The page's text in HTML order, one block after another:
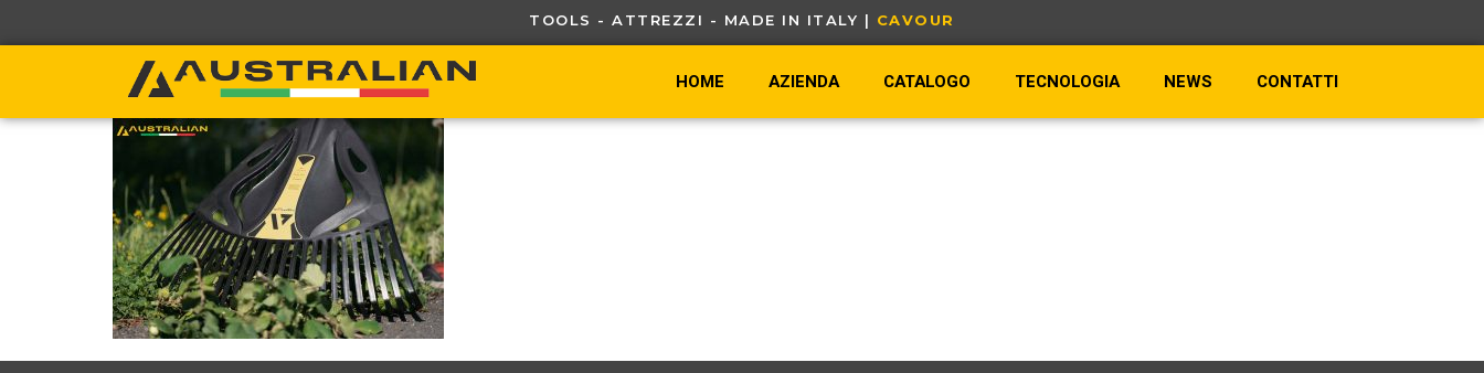
TOOLS - ATTREZZI - MADE IN ITALY | CAVOUR
HOME AZIENDA CATALOGO TECNOLOGIA NEWS CONTATTI